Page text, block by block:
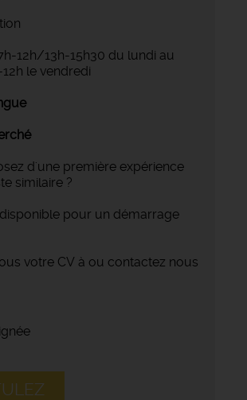
12h/13h-15h30 du lundi au
le vendredi
d'une première expérience
similaire ?
pour un démarrage
votre CV à ou contactez nous